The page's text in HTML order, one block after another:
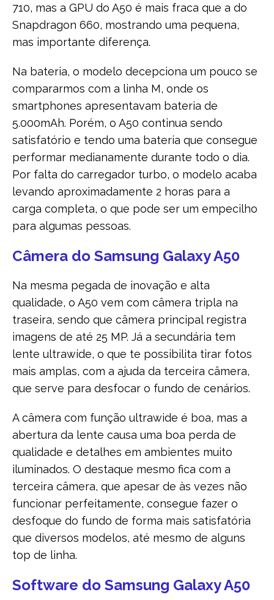
710, mas a GPU do A50 é mais fraca que a do
Snapdragon 660, mostrando uma pequena,
mas importante diferença.
Na bateria, o modelo decepciona um pouco se
compararmos com a linha M, onde os
smartphones apresentavam bateria de
5.000mAh. Porém, o A50 continua sendo
satisfatório e tendo uma bateria que consegue
performar medianamente durante todo o dia.
Por falta do carregador turbo, o modelo acaba
levando aproximadamente 2 horas para a
carga completa, o que pode ser um empecilho
para algumas pessoas.
Câmera do Samsung Galaxy A50
Na mesma pegada de inovação e alta
qualidade, o A50 vem com câmera tripla na
traseira, sendo que câmera principal registra
imagens de até 25 MP. Já a secundária tem
lente ultrawide, o que te possibilita tirar fotos
mais amplas, com a ajuda da terceira câmera,
que serve para desfocar o fundo de cenários.
A câmera com função ultrawide é boa, mas a
abertura da lente causa uma boa perda de
qualidade e detalhes em ambientes muito
iluminados. O destaque mesmo fica com a
terceira câmera, que apesar de às vezes não
funcionar perfeitamente, consegue fazer o
desfoque do fundo de forma mais satisfatória
que diversos modelos, até mesmo de alguns
top de linha.
Software do Samsung Galaxy A50